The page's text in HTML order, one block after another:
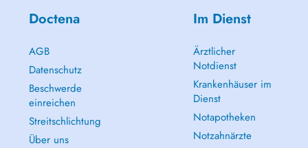
Doctena
AGB
Datenschutz
Beschwerde
einreichen
Streitschlichtung
Über uns
Im Dienst
Ärztlicher
Notdienst
Krankenhäuser im
Dienst
Notapotheken
Notzahnärzte